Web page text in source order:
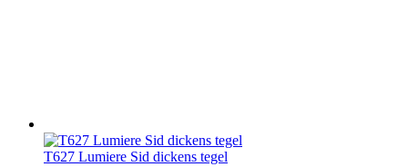
T627 Lumiere Sid dickens tegel